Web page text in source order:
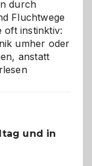
durch
Fluchtwege
oft instinktiv:
umher oder
anstatt
und in